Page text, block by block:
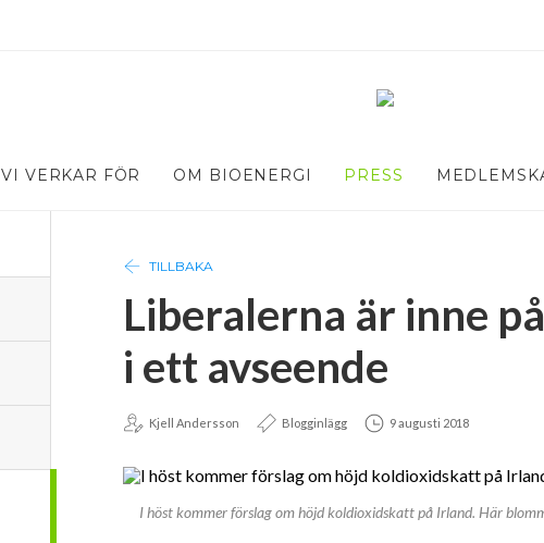
VI VERKAR FÖR OM BIOENERGI PRESS
TILLBAKA
Liberalerna är inne
i ett avseende
Kjell Andersson Blogginlägg 9 augusti 2018
I höst kommer förslag om höjd koldioxidskatt på Irland. Här